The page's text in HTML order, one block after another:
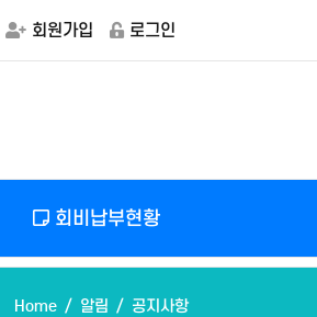
회원가입 로그인
회비납부현황
Home 알림 공지사항